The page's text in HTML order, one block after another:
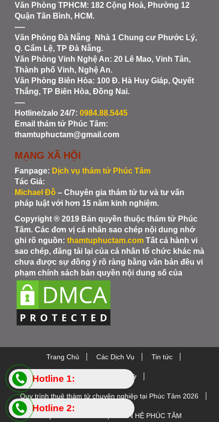
Văn Phòng TPHCM: 182 Cộng Hoà, Phường 12
Quận Tân Bình, HCM.
—-
Văn Phòng Đà Nẵng: Nhà 1 Chung cư Phước Lý,
Q. Cẩm Lệ, TP Đà Nẵng.
Văn Phòng Vinh Nghệ An: 20 Lê Mao, Vinh Tân,
Thành phố Vinh, Nghệ An.
Văn Phòng Biên Hòa: 100 Đ. Hà Huy Giáp, Quyết
Thắng, TP Biên Hòa, Đồng Nai.
—-
Hotline/zalo 24/7: 0984.88.5445
Email thám tử Phúc Tâm:
thamtuphuctam@gmail.com
MẠNG XÃ HỘI
Fanpage: Dịch vụ thám tử Phúc Tâm
Tác Giả:
Michael Đỗ – Chuyên gia thám tử tư và tư vấn
pháp luật với hơn 15 năm kinh nghiệm.
Copyright ® 2019 Bản quyền thuộc thám tử Phúc
Tâm. Các đơn vị cá nhân sao chép nội dung nhớ
ghi rõ nguồn: thamtuphuctam.com Tất cả hành vi
sao chép, đăng tải lại của cá nhân tổ chức khác mà
chưa được sự đồng ý rõ ràng bằng văn bản đều vi
phạm chính sách bản quyền nội dung số của
Trang Chủ Các Dịch Vụ Tin tức
Thiết bị Thám Tử
Quy trình thuê thám tử chuyên nghiệp tại Phúc Tâm 2026
LIÊN HỆ PHÚC TÂM
Hotline 1:
0984.88.5445
Hotline 2: